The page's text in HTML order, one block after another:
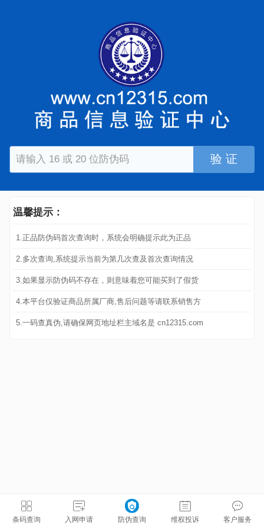
验 证
温馨提示：
1.正品防伪码首次查询时，系统会明确提示此为正品
2.多次查询,系统提示当前为第几次查及首次查询情况
3.如果显示防伪码不存在，则意味着您可能买到了假货
4.本平台仅验证商品所属厂商,售后问题等请联系销售方
5.一码查真伪,请确保网页地址栏主域名是 cn12315.com
条码查询 入网申请 防伪查询 维权投诉 客户服务